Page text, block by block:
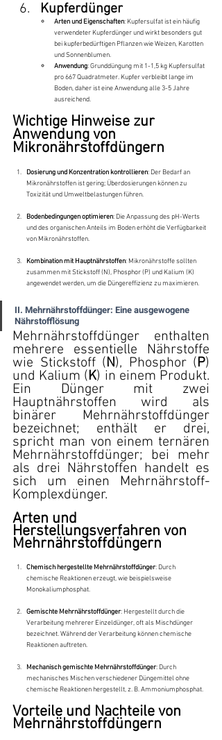
Kupferdünger
Arten und Eigenschaften: Kupfersulfat ist ein häufig
verwendeter Kupferdünger und wirkt besonders gut
bei kupferbedürftigen Pflanzen wie Weizen, Karotten
und Sonnenblumen.
Anwendung: Grunddüngung mit 1-1,5 kg Kupfersulfat
pro 667 Quadratmeter. Kupfer verbleibt lange im
Boden, daher ist eine Anwendung alle 3-5 Jahre
ausreichend.
Wichtige Hinweise zur
Anwendung von
Mikronährstoffdüngern
Dosierung und Konzentration kontrollieren: Der Bedarf an
Mikronährstoffen ist gering; Überdosierungen können zu
Toxizität und Umweltbelastungen führen.
Bodenbedingungen optimieren: Die Anpassung des pH-Werts
und des organischen Anteils im Boden erhöht die Verfügbarkeit
von Mikronährstoffen.
Kombination mit Hauptnährstoffen: Mikronährstoffe sollten
zusammen mit Stickstoff (N), Phosphor (P) und Kalium (K)
angewendet werden, um die Düngereffizienz zu maximieren.
II. Mehrnährstoffdünger: Eine ausgewogene
Nährstofflösung
Mehrnährstoffdünger enthalten
mehrere essentielle Nährstoffe
wie Stickstoff (N), Phosphor (P)
und Kalium (K) in einem Produkt.
Ein Dünger mit zwei
Hauptnährstoffen wird als
binärer Mehrnährstoffdünger
bezeichnet; enthält er drei,
spricht man von einem ternären
Mehrnährstoffdünger; bei mehr
als drei Nährstoffen handelt es
sich um einen Mehrnährstoff-
Komplexdünger.
Arten und
Herstellungsverfahren von
Mehrnährstoffdüngern
Chemisch hergestellte Mehrnährstoffdünger: Durch
chemische Reaktionen erzeugt, wie beispielsweise
Monokaliumphosphat.
Gemischte Mehrnährstoffdünger: Hergestellt durch die
Verarbeitung mehrerer Einzeldünger, oft als Mischdünger
bezeichnet. Während der Verarbeitung können chemische
Reaktionen auftreten.
Mechanisch gemischte Mehrnährstoffdünger: Durch
mechanisches Mischen verschiedener Düngemittel ohne
chemische Reaktionen hergestellt, z. B. Ammoniumphosphat.
Vorteile und Nachteile von
Mehrnährstoffdüngern